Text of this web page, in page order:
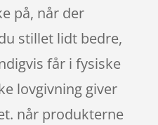
på, når der
stillet lidt bedre,
får i fysiske
lovgivning giver
når produkterne